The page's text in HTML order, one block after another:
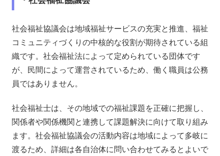
社会福祉協議会は地域福祉サービスの充実と推進、福祉
コミュニティづくりの中核的な役割が期待されている組
織です。社会福祉法によって定められている団体です
が、民間によって運営されているため、働く職員は公務
員ではありません。
社会福祉士は、その地域での福祉課題を正確に把握し、
関係者や関係機関と連携して課題解決に向けて取り組み
ます。社会福祉協議会の活動内容は地域によって多岐に
渡るため、詳細は各自治体に問い合わせてみるとよいで